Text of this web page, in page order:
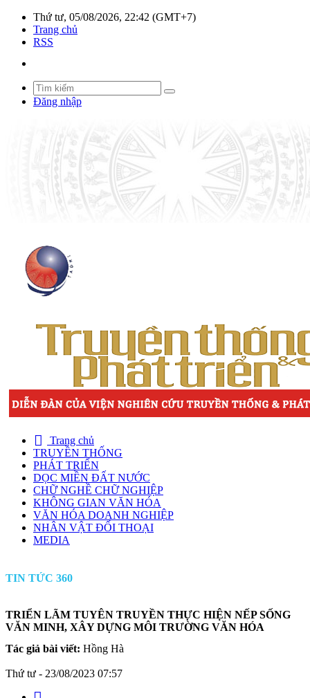
Thứ tư, 05/08/2026, 22:42 (GMT+7)
Trang chủ
RSS
Đăng nhập
Trang chủ
TRUYỀN THỐNG
PHÁT TRIỂN
DỌC MIỀN ĐẤT NƯỚC
CHỮ NGHỀ CHỮ NGHIỆP
KHÔNG GIAN VĂN HÓA
VĂN HÓA DOANH NGHIỆP
NHÂN VẬT ĐỐI THOẠI
MEDIA
TIN TỨC 360
TRIỂN LÃM TUYÊN TRUYỀN THỰC HIỆN NẾP SỐNG
VĂN MINH, XÂY DỰNG MÔI TRƯỜNG VĂN HÓA
Tác giả bài viết: Hồng Hà
Thứ tư - 23/08/2023 07:57